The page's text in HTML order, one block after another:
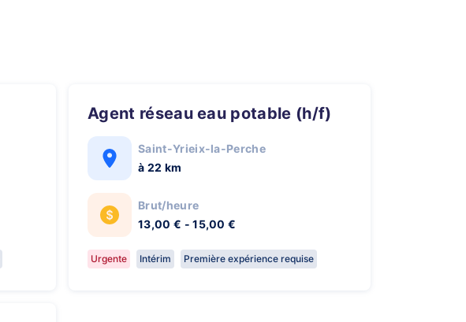
Agent réseau eau potable (h/f)
Saint-Yrieix-la-Perche
à 22 km
Brut/heure
13,00 € - 15,00 €
Urgente Intérim Première expérience requise